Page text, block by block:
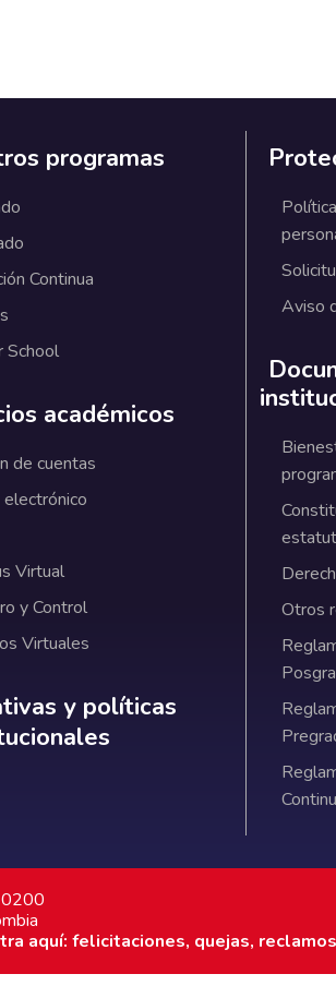
programas
Continua
School
académicos
de cuentas
electrónico
Virtual
y Control
Virtuales
y políticas
y políticas
Aviso
Otros
aquí: felicitaciones, quejas,